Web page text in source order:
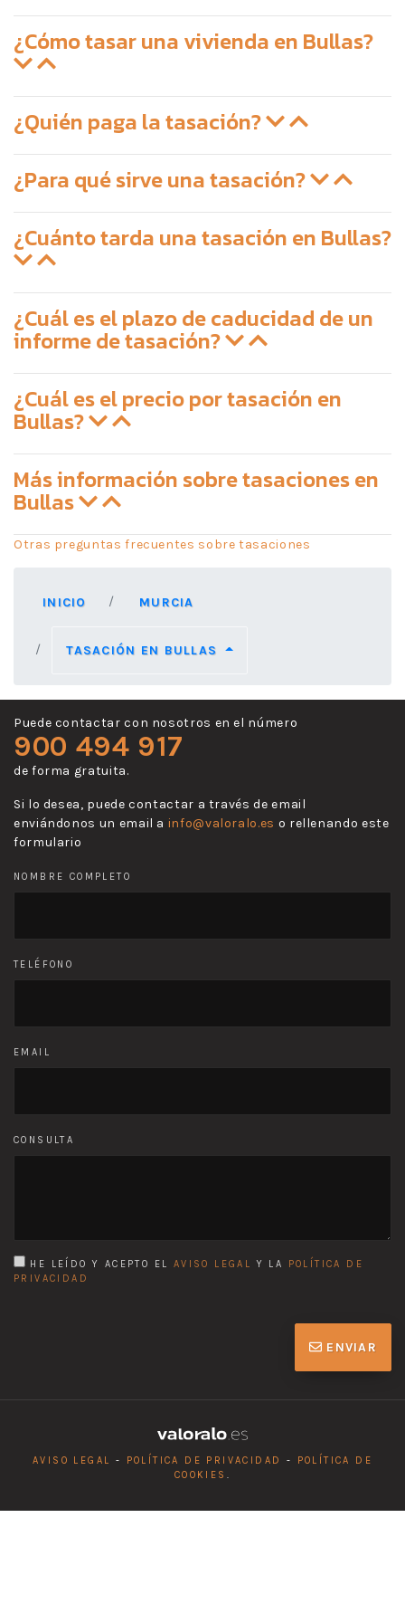
¿Cómo tasar una vivienda en Bullas?
¿Quién paga la tasación?
¿Para qué sirve una tasación?
¿Cuánto tarda una tasación en Bullas?
¿Cuál es el plazo de caducidad de un
informe de tasación?
¿Cuál es el precio por tasación en
Bullas?
Más información sobre tasaciones en
Bullas
Otras preguntas frecuentes sobre tasaciones
INICIO MURCIA
TASACIÓN EN BULLAS
Puede contactar con nosotros en el número
900 494 917
de forma gratuita.
Si lo desea, puede contactar a través de email
enviándonos un email a info@valoralo.es o rellenando este
formulario
NOMBRE COMPLETO
TELÉFONO
EMAIL
CONSULTA
HE LEÍDO Y ACEPTO EL AVISO LEGAL Y LA
POLÍTICA DE
PRIVACIDAD
ENVIAR
AVISO LEGAL - POLÍTICA DE PRIVACIDAD -
POLÍTICA DE
COOKIES .